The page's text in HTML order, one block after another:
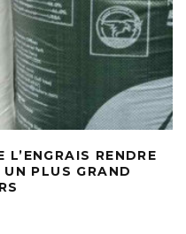
L’ENGRAIS RENDRE
PLUS GRAND